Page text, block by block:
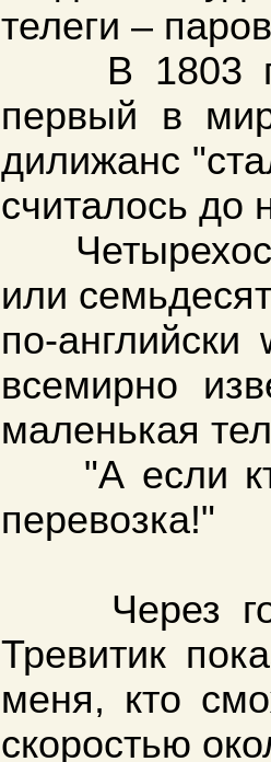
телеги –
В 1803
первый в
дилижанс
считалось до
или
по-английски
всемирно
маленькая
"А если
перевозка!"
Через
Тревитик
меня, кто
скоростью